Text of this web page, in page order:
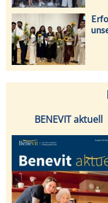
BENEVIT aktuell